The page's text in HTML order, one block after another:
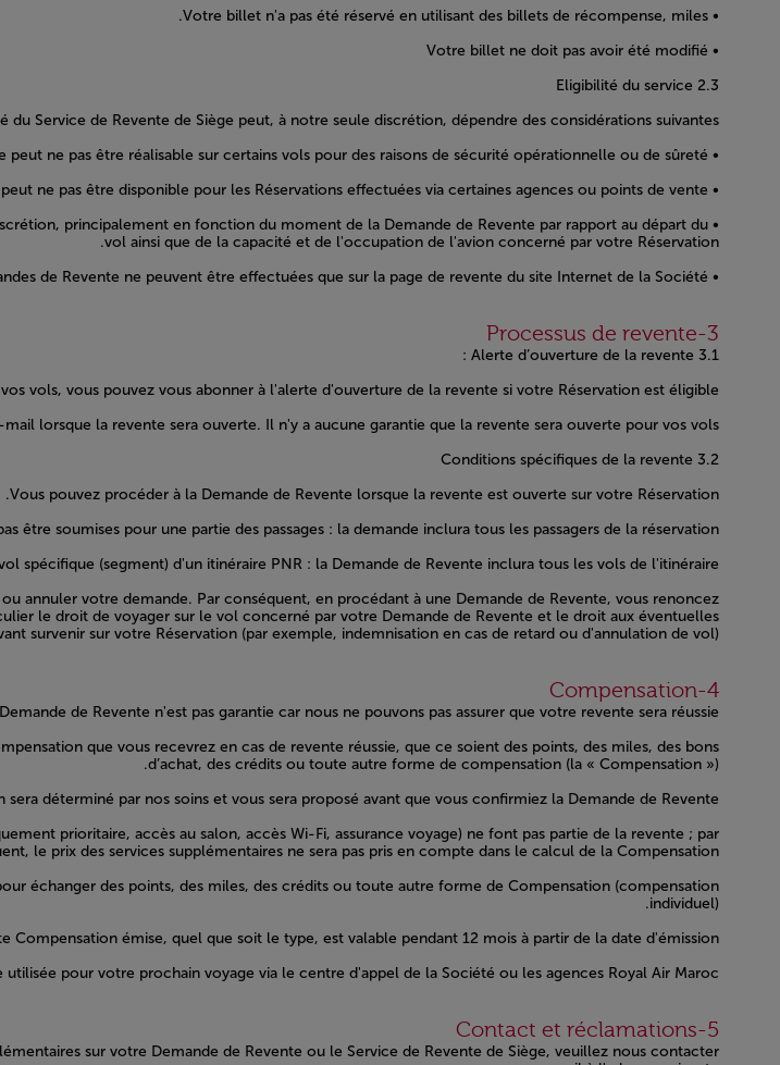
• Votre billet n'a pas été réservé en utilisant des billets de récompense, miles.
• Votre billet ne doit pas avoir été modifié
2.3 Eligibilité du service
du Service de Revente de Siège peut, à notre seule discrétion, dépendre des considérations suivantes :
• Le Service de Revente de Siège peut ne pas être réalisable sur certains vols pour des raisons de sécurité opérationnelle ou de sûreté.
• Le Service de Revente de Siège peut ne pas être disponible pour les Réservations effectuées via certaines agences ou points de vente.
principalement en fonction du moment de la Demande de Revente par rapport au départ du
vol ainsi que de la capacité et de l'occupation de l'avion concerné par votre Réservation.
• Les Demandes de Revente ne peuvent être effectuées que sur la page de revente du site Internet de la Société.
Open in a new window
3-Processus de revente
3.1 Alerte d’ouverture de la revente :
vols, vous pouvez vous abonner à l'alerte d'ouverture de la revente si votre Réservation est éligible.
lorsque la revente sera ouverte. Il n'y a aucune garantie que la revente sera ouverte pour vos vols.
3.2 Conditions spécifiques de la revente
Vous pouvez procéder à la Demande de Revente lorsque la revente est ouverte sur votre Réservation.
être soumises pour une partie des passages : la demande inclura tous les passagers de la réservation.
spécifique (segment) d'un itinéraire PNR : la Demande de Revente inclura tous les vols de l'itinéraire.
annuler votre demande. Par conséquent, en procédant à une Demande de Revente, vous renoncez
le droit de voyager sur le vol concerné par votre Demande de Revente et le droit aux éventuelles
survenir sur votre Réservation (par exemple, indemnisation en cas de retard ou d'annulation de vol).
Open in a new window
4-Compensation
de Revente n'est pas garantie car nous ne pouvons pas assurer que votre revente sera réussie.
que vous recevrez en cas de revente réussie, que ce soient des points, des miles, des bons
d’achat, des crédits ou toute autre forme de compensation (la « Compensation »).
déterminé par nos soins et vous sera proposé avant que vous confirmiez la Demande de Revente.
prioritaire, accès au salon, accès Wi-Fi, assurance voyage) ne font pas partie de la revente ; par
le prix des services supplémentaires ne sera pas pris en compte dans le calcul de la Compensation.
échanger des points, des miles, des crédits ou toute autre forme de Compensation (compensation
individuel).
Compensation émise, quel que soit le type, est valable pendant 12 mois à partir de la date d'émission.
pour votre prochain voyage via le centre d'appel de la Société ou les agences Royal Air Maroc.
Open in a new window
5-Contact et réclamations
sur votre Demande de Revente ou le Service de Revente de Siège, veuillez nous contacter